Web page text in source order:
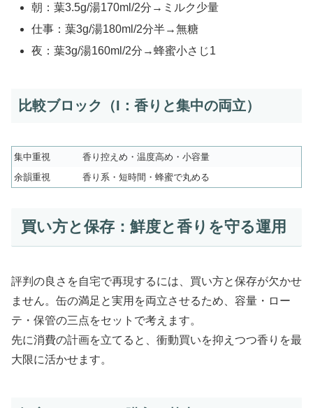
朝：葉3.5g/湯170ml/2分→ミルク少量
仕事：葉3g/湯180ml/2分半→無糖
夜：葉3g/湯160ml/2分→蜂蜜小さじ1
比較ブロック（I：香りと集中の両立）
集中重視
香り控えめ・温度高め・小容量
余韻重視
香り系・短時間・蜂蜜で丸める
買い方と保存：鮮度と香りを守る運用
評判の良さを自宅で再現するには、買い方と保存が欠かせ
ません。缶の満足と実用を両立させるため、容量・ロー
テ・保管の三点をセットで考えます。
先に消費の計画を立てると、衝動買いを抑えつつ香りを最
大限に活かせます。